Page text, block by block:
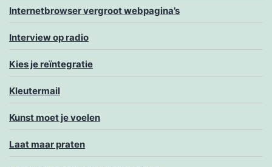
Internetbrowser vergroot webpagina’s
Interview op radio
Kies je reïntegratie
Kleutermail
Kunst moet je voelen
Laat maar praten